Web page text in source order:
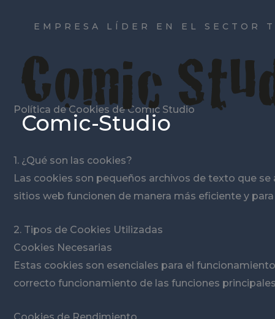
EMPRESA LÍDER EN EL SECTOR
Comic-Studio
Política de Cookies de Comic Studio
1. ¿Qué son las cookies?
Las cookies son pequeños archivos de texto que
sitios web funcionen de manera más eficiente y
2. Tipos de Cookies Utilizadas
Cookies Necesarias
Estas cookies son esenciales para el
correcto funcionamiento de las funciones
Cookies de Rendimiento